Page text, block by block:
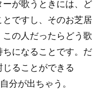
が歌うときには、ど
ですし、そのお芝居
の人だったらどう歌
になることです。だ
ることができる
分が出ちゃう。